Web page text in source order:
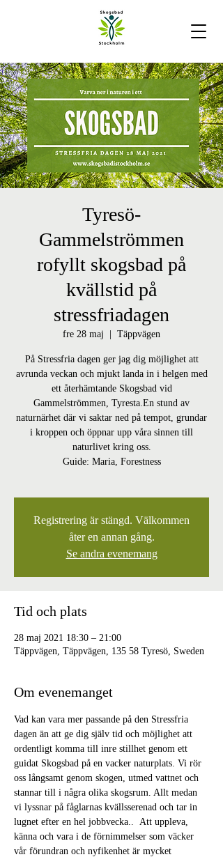
Tyresö-
Gammelströmmen
rofyllt skogsbad på
kvällstid på
stressfriadagen
fre 28 maj Täppvägen
På Stressfria dagen ger jag dig möjlighet att
avrunda veckan och mjukt landa in i helgen med
ett återhämtande Skogsbad vid
Gammelströmmen, Tyresta.En stund av
naturnärhet där vi saktar ned på tempot, grundar
i kroppen och öppnar upp våra sinnen till
naturlivet kring oss.
Guide: Maria, Forestness
Registrering är stängd. Välkommen
åter en annan gång.
Se andra evenemang
Tid och plats
28 maj 2021 18:30 – 21:00
Täppvägen, Täppvägen, 135 58 Tyresö, Sweden
Om evenemanget
Vad kan vara mer passande på den Stressfria
dagen än att ge dig själv tid och möjlighet att
ordentligt komma till inre stillhet genom ett
guidat Skogsbad på en vacker naturplats. Vi rör
oss långsamt genom skogen, utmed vattnet och
stannar till i några olika skogsrum. Allt medan
vi lyssnar på fåglarnas kvällsserenad och tar in
lugnet efter en hel jobbvecka..  Att uppleva,
känna och vara i de förnimmelser som väcker
vår förundran och nyfikenhet är mycket